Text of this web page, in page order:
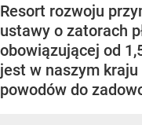
Resort rozwoju
ustawy o zatorach
obowiązującej od
jest w naszym
powodów do